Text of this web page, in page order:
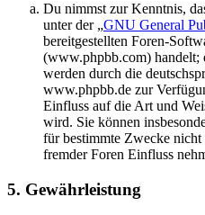
Du nimmst zur Kenntnis,
unter der „GNU General
bereitgestellten Foren-
(www.phpbb.com) handelt;
werden durch die
www.phpbb.de zur
Einfluss auf die Art und
wird. Sie können
für bestimmte Zwecke nicht
fremder Foren Einfluss
5. Gewährleistung